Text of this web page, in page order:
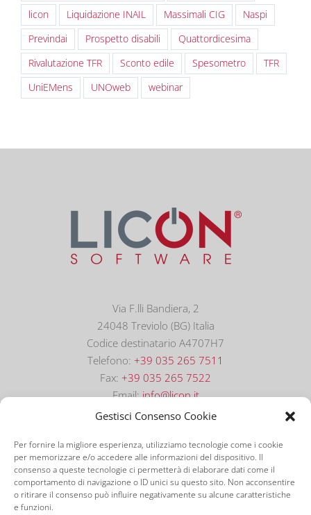
Gestisci Consenso Cookie
Per fornire la migliore esperienza, utilizziamo tecnologie come i cookie
per memorizzare e/o accedere alle informazioni del dispositivo. Il
consenso a queste tecnologie ci permetterà di elaborare dati come il
comportamento di navigazione o ID unici su questo sito. Non acconsentire
o ritirare il consenso può influire negativamente su alcune caratteristiche
e funzioni.
licon
Liquidazione INAIL Massimali CIG
Naspi
Previndai
Prospetto disabili
Quattordicesima
Rivalutazione TFR
Sconto edile Spesometro
TFR
UniEMens
UNOweb webinar
Via F.lli Bandiera, 2
24048 Treviolo (BG) Italia
Codice destinatario A4707H7
Telefono: +39 035 265 7511
Fax: +39 035 265 7522
Email:info@licon.it